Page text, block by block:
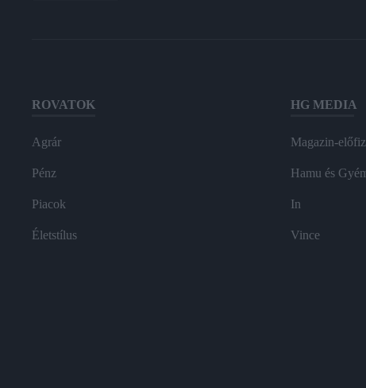
ROVATOK
Agrár
Pénz
Piacok
Életstílus
HG MEDIA
Magazin-
Hamu és
In
Vince